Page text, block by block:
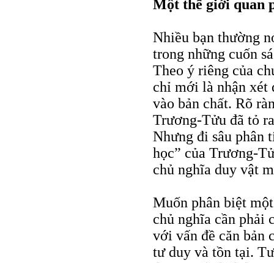
Một thế giới quan
Nhiều bạn thường
trong những cuốn
Theo ý riêng của
chỉ mới là nhận xét
vào bản chất. Rõ
Trương-Tửu đã tỏ
Nhưng đi sâu phân
học” của Trương-
chủ nghĩa duy vật
Muốn phân biệt
chủ nghĩa cần phải
với vấn đề căn bản
tư duy và tồn tại.